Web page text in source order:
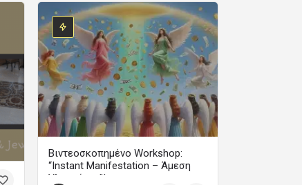
Βιντεοσκοπημένο Workshop:
“Instant Manifestation – Άμεση
Υλοποίηση”!